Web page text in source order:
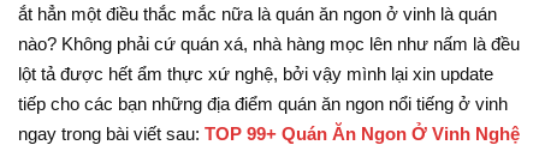
ắt hẳn một điều thắc mắc nữa là quán ăn ngon ở vinh là quán
nào? Không phải cứ quán xá, nhà hàng mọc lên như nấm là đều
lột tả được hết ẩm thực xứ nghệ, bởi vậy mình lại xin update
tiếp cho các bạn những địa điểm quán ăn ngon nổi tiếng ở vinh
ngay trong bài viết sau: TOP 99+ Quán Ăn Ngon Ở Vinh Nghệ